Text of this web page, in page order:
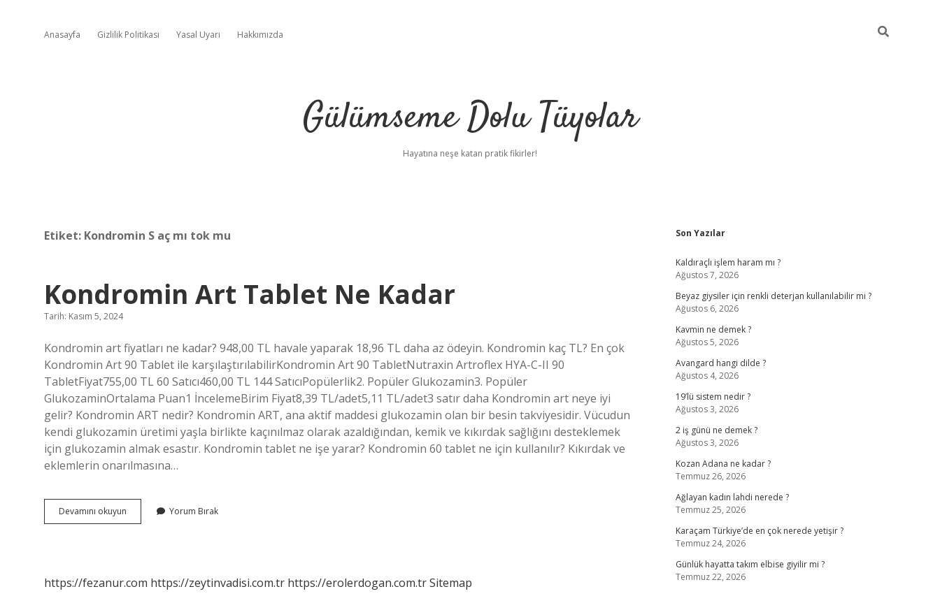
Anasayfa Gizlilik Politikası Yasal Uyarı Hakkımızda
Gülümseme Dolu Tüyolar
Hayatına neşe katan pratik fikirler!
Etiket: Kondromin S aç mı tok mu
Kondromin Art Tablet Ne Kadar
Tarih: Kasım 5, 2024
Kondromin art fiyatları ne kadar? 948,00 TL havale yaparak 18,96 TL daha az ödeyin. Kondromin kaç TL? En çok
Kondromin Art 90 Tablet ile karşılaştırılabilirKondromin Art 90 TabletNutraxin Artroflex HYA-C-II 90
TabletFiyat755,00 TL 60 Satıcı460,00 TL 144 SatıcıPopülerlik2. Popüler Glukozamin3. Popüler
GlukozaminOrtalama Puan1 İncelemeBirim Fiyat8,39 TL/adet5,11 TL/adet3 satır daha Kondromin art neye iyi
gelir? Kondromin ART nedir? Kondromin ART, ana aktif maddesi glukozamin olan bir besin takviyesidir. Vücudun
kendi glukozamin üretimi yaşla birlikte kaçınılmaz olarak azaldığından, kemik ve kıkırdak sağlığını desteklemek
için glukozamin almak esastır. Kondromin tablet ne işe yarar? Kondromin 60 tablet ne için kullanılır? Kıkırdak ve
eklemlerin onarılmasına…
Devamını okuyun Kondromin
Art
Yorum Bırak
https://fezanur.com https://zeytinvadisi.com.tr https://erolerdogan.com.trSitemap
Sidebar
Son Yazılar
Kaldıraçlı işlem haram mı ?
Ağustos 7, 2026
Beyaz giysiler için renkli deterjan kullanılabilir mi ?
Ağustos 6, 2026
Kavmin ne demek ?
Ağustos 5, 2026
Avangard hangi dilde ?
Ağustos 4, 2026
19’lü sistem nedir ?
Ağustos 3, 2026
2 iş günü ne demek ?
Ağustos 3, 2026
Kozan Adana ne kadar ?
Temmuz 26, 2026
Ağlayan kadın lahdi nerede ?
Temmuz 25, 2026
Karaçam Türkiye’de en çok nerede yetişir ?
Temmuz 24, 2026
Günlük hayatta takım elbise giyilir mi ?
Temmuz 22, 2026
ilbet yeni giriş